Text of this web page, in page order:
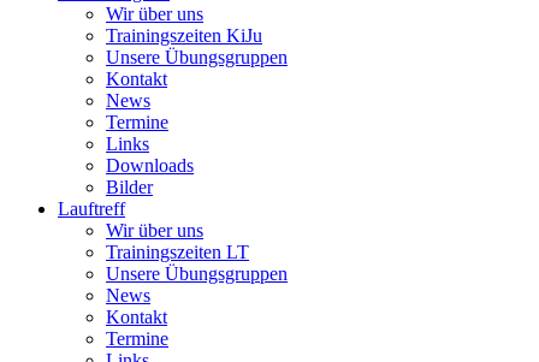
Wir über uns
Trainingszeiten KiJu
Unsere Übungsgruppen
Kontakt
News
Termine
Links
Downloads
Bilder
Lauftreff
Wir über uns
Trainingszeiten LT
Unsere Übungsgruppen
News
Kontakt
Termine